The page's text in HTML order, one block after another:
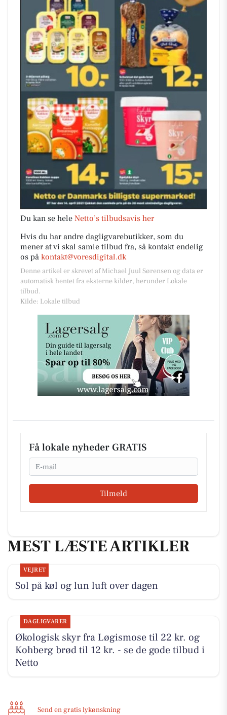
Du kan se hele Netto’s tilbudsavis her
Hvis du har andre dagligvarebutikker, som du
mener at vi skal samle tilbud fra, så kontakt endelig
os på kontakt@voresdigital.dk
Denne artikel er skrevet af Michael Juul Sørensen og data er
automatisk hentet fra eksterne kilder, herunder Lokale
tilbud.
Kilde: Lokale tilbud
Få lokale nyheder GRATIS
Email
Tilmeld
MEST LÆSTE ARTIKLER
VEJRET
Sol på køl og lun luft over dagen
DAGLIGVARER
Økologisk skyr fra Løgismose til 22 kr. og
Kohberg brød til 12 kr. - se de gode tilbud i
Netto
Send en gratis lykønskning